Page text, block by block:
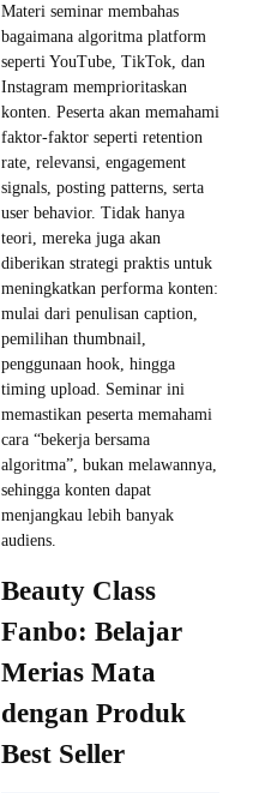
Materi seminar membahas
bagaimana algoritma platform
seperti YouTube, TikTok, dan
Instagram memprioritaskan
konten. Peserta akan memahami
faktor-faktor seperti retention
rate, relevansi, engagement
signals, posting patterns, serta
user behavior. Tidak hanya
teori, mereka juga akan
diberikan strategi praktis untuk
meningkatkan performa konten:
mulai dari penulisan caption,
pemilihan thumbnail,
penggunaan hook, hingga
timing upload. Seminar ini
memastikan peserta memahami
cara “bekerja bersama
algoritma”, bukan melawannya,
sehingga konten dapat
menjangkau lebih banyak
audiens.
Beauty Class
Fanbo: Belajar
Merias Mata
dengan Produk
Best Seller